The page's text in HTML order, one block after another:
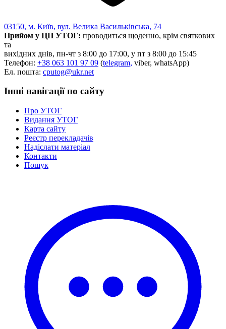
03150, м. Київ, вул. Велика Васильківська, 74
Прийом у ЦП УТОГ: проводиться щоденно, крім святкових
та
вихідних днів, пн-чт з 8:00 до 17:00, у пт з 8:00 до 15:45
Телефон: +38 063 101 97 09 (telegram, viber, whatsApp)
Ел. пошта: cputog@ukr.net
Інші навігації по сайту
Про УТОГ
Видання УТОГ
Карта сайту
Реєстр перекладачів
Надіслати матеріал
Контакти
Пошук